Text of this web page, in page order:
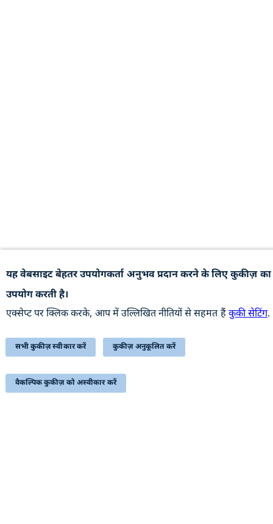
यह वेबसाइट बेहतर उपयोगकर्ता अनुभव प्रदान करने के लिए कुकीज़ का
उपयोग करती है।
एक्सेप्ट पर क्लिक करके, आप में उल्लिखित नीतियों से सहमत हैंकुकी सेटिंग.
सभी कुकीज़ स्वीकार करें कुकीज़ अनुकूलित करें
वैकल्पिक कुकीज़ को अस्वीकार करें
उपयोगी कड़ियां
पुरालेख
वेबसाइट की नीतियाँ
सहायता
सम्बंधित लिंक्स